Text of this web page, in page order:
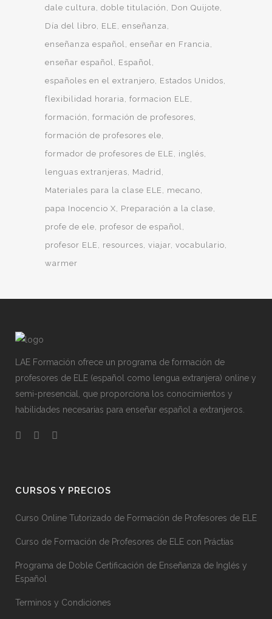
dale cultura doble titulación
Don Quijote
Día del libro
ELE enseñanza
enseñanza español enseñar en Francia
enseñar español
Español
españoles en el extranjero
Estados Unidos
flexibilidad horaria formacion ELE
formación
formación de profesores
formación de profesores ele
formador de profesores de ELE
inglés
lenguas extranjeras
Madrid
Materiales para la clase ELE
mecano
papa Inocencio X
Preparación a la clase
profe de ele
profesor de español
profesor ELE
resources viajar vocabulario
warmer
LAE Formación ofrece un programa de formación de
profesores de ELE (español como lengua extranjera) online y
semi-presencial, que proporciona los conocimientos y
habilidades necesarias para enseñar español a extranjeros.
CURSOS Y PRECIOS
Curso Online Tutorizado de Formación de Profesores de ELE
Curso de Formación de Profesores de ELE con Práctias
Programa de Doble Certificación de Enseñanza de Inglés y
Español
Terminos y Condiciones